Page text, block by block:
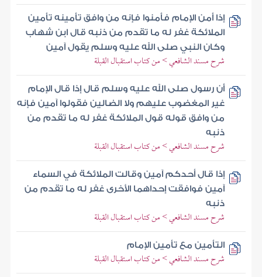
إذا أمن الإمام فأمنوا فإنه من وافق تأمينه تأمين
الملائكة غفر له ما تقدم من ذنبه قال ابن شهاب
وكان النبي صلى الله عليه وسلم يقول آمين
شرح مسند الشافعي > من كتاب استقبال القبلة
أن رسول صلى الله عليه وسلم قال إذا قال الإمام
غير المغضوب عليهم ولا الضالين فقولوا آمين فإنه
من وافق قوله قول الملائكة غفر له ما تقدم من
ذنبه
شرح مسند الشافعي > من كتاب استقبال القبلة
إذا قال أحدكم آمين وقالت الملائكة في السماء
آمين فوافقت إحداهما الأخرى غفر له ما تقدم من
ذنبه
شرح مسند الشافعي > من كتاب استقبال القبلة
التأمين مع تأمين الإمام
شرح مسند الشافعي > من كتاب استقبال القبلة